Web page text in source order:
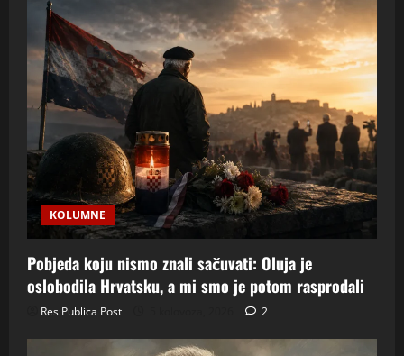
masovne
grobnice
KOLUMNE
Pobjeda koju nismo znali sačuvati: Oluja je
oslobodila Hrvatsku, a mi smo je potom rasprodali
Res Publica Post 2